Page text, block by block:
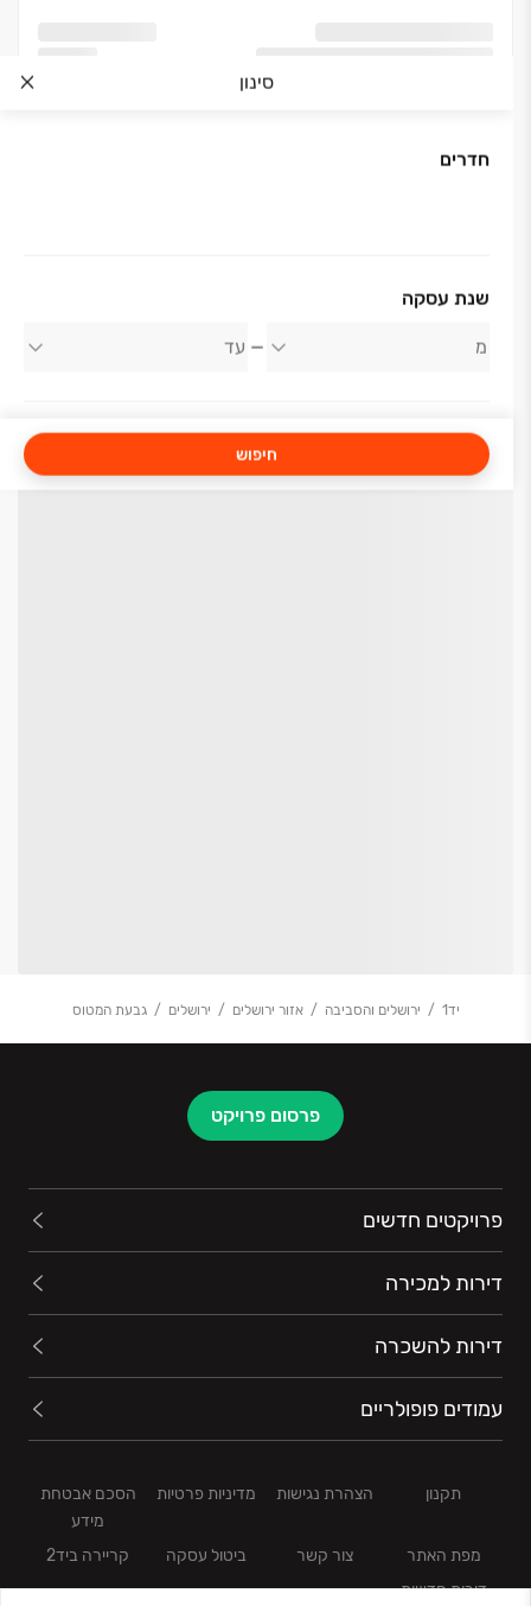
סינון
חדרים
שנת עסקה
חיפוש
יד1 ירושלים והסביבה אזור ירושלים ירושלים גבעת המטוס
פרסום פרויקט
פרויקטים חדשים
דירות למכירה
דירות להשכרה
עמודים פופולריים
תקנון הצהרת נגישות מדיניות פרטיות
הסכם אבטחת
מידע
מפת האתר
צור קשר ביטול עסקה
קריירה ביד2
דירות חדשות